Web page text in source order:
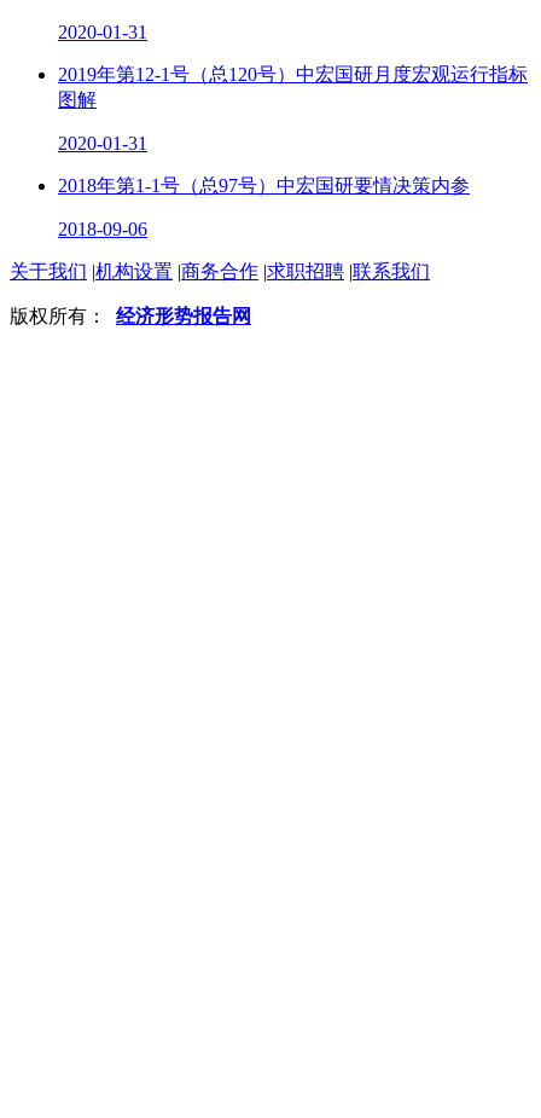
2020-01-31
2019年第12-1号（总120号）中宏国研月度宏观运行指标
图解
2020-01-31
2018年第1-1号（总97号）中宏国研要情决策内参
2018-09-06
关于我们 |机构设置 |商务合作 |求职招聘 |联系我们
版权所有： 经济形势报告网